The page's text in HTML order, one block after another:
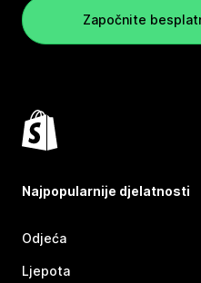
Započnite
Najpopularnije djelatnosti
Odjeća
Ljepota